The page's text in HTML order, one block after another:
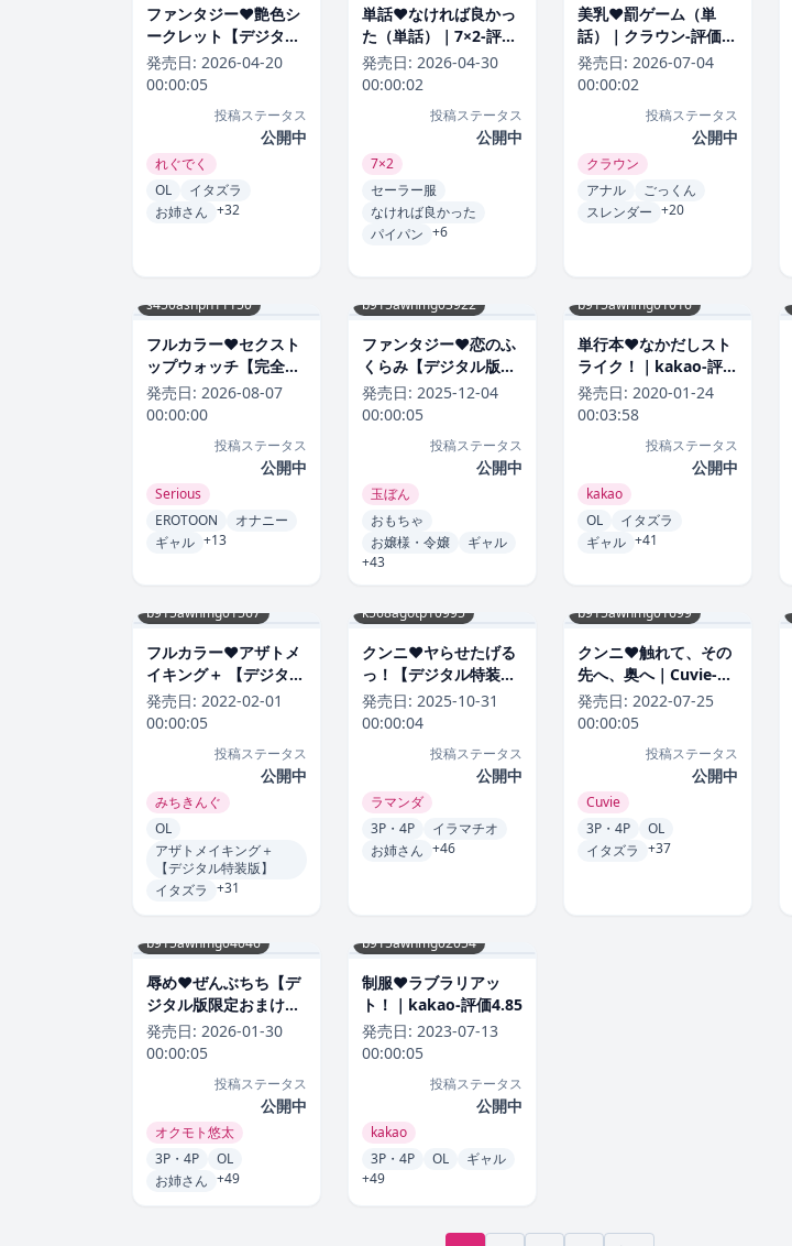
ファンタジー❤艶色シ
ークレット【デジタル
版限定おまけ付き】｜
れぐでく-評価4.83
発売日: 2026-04-20
00:00:05
投稿ステータス
公開中
れぐでく
OL
イタズラ
お姉さん +32
単話❤なければ良かっ
た（単話）｜7×2-評価
5.00
発売日: 2026-04-30
00:00:02
投稿ステータス
公開中
7×2
セーラー服
なければ良かった
パイパン +6
美乳❤罰ゲーム（単
話）｜クラウン-評価
4.83
発売日: 2026-07-04
00:00:02
投稿ステータス
公開中
クラウン
アナル
ごっくん
スレンダー +20
s450asnph11150
フルカラー❤セクスト
ップウォッチ【完全
版】【タテヨミ】｜
Serious-評価4.83
発売日: 2026-08-07
00:00:00
投稿ステータス
公開中
Serious
EROTOON
オナニー
ギャル +13
b915awnmg03922
ファンタジー❤恋のふ
くらみ【デジタル版限
定おまけ付き】｜玉ぼ
ん-評価4.83
発売日: 2025-12-04
00:00:05
投稿ステータス
公開中
玉ぼん
おもちゃ
お嬢様・令嬢
ギャル
+43
b915awnmg01016
単行本❤なかだしスト
ライク！｜kakao-評価
4.84
発売日: 2020-01-24
00:03:58
投稿ステータス
公開中
kakao
OL
イタズラ
ギャル +41
b915awnmg01567
フルカラー❤アザトメ
イキング＋ 【デジタル
特装版】｜みちきんぐ-
評価4.83
発売日: 2022-02-01
00:00:05
投稿ステータス
公開中
みちきんぐ
OL
アザトメイキング＋
【デジタル特装版】
イタズラ +31
k568agotp10995
クンニ❤ヤらせたげる
っ！【デジタル特装
版】｜ラマンダ-評価
4.84
発売日: 2025-10-31
00:00:04
投稿ステータス
公開中
ラマンダ
3P・4P
イラマチオ
お姉さん +46
b915awnmg01699
クンニ❤触れて、その
先へ、奥へ｜Cuvie-評
価4.85
発売日: 2022-07-25
00:00:05
投稿ステータス
公開中
Cuvie
3P・4P
OL
イタズラ +37
b915awnmg04046
辱め❤ぜんぶちち【デ
ジタル版限定おまけ付
き】｜オクモト悠太-評
価4.85
発売日: 2026-01-30
00:00:05
投稿ステータス
公開中
オクモト悠太
3P・4P
OL
お姉さん +49
b915awnmg02054
制服❤ラブラリアッ
ト！｜kakao-評価4.85
発売日: 2023-07-13
00:00:05
投稿ステータス
公開中
kakao
3P・4P
OL
ギャル
+49